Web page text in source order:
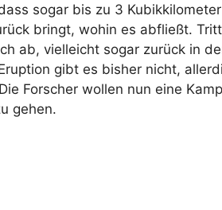
sogar bis zu 3
bringt, wohin es abfließt.
ab, vielleicht sogar zurück in
gibt es bisher nicht,
Forscher wollen nun eine
gehen.